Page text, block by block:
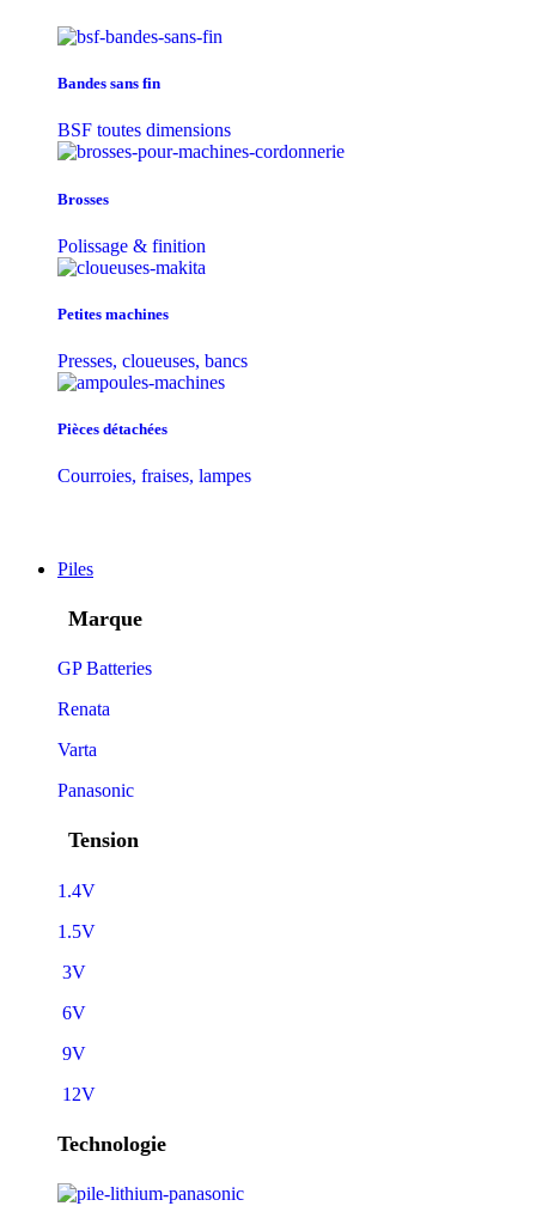
Bandes sans fin
BSF toutes dimensions
Brosses
Polissage & finition
Petites machines
Presses, cloueuses, bancs
Pièces détachées
Courroies, fraises, lampes
Piles
Marque
GP Batteries
Renata
Varta
Panasonic
Tension
1.4V
1.5V
3V
6V
9V
12V
Technologie